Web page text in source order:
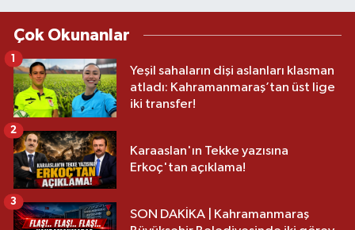
Çok Okunanlar
Yeşil sahaların dişi aslanları klasman
atladı: Kahramanmaraş’tan üst lige
iki transfer!
1
Karaaslan'ın Tekke yazısına
Erkoç'tan açıklama!
2
SON DAKİKA | Kahramanmaraş
3